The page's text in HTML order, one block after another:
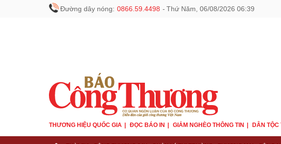
Đường dây nóng: 0866.59.4498 - Thứ Năm, 06/08/2026 06:39
THƯƠNG HIỆU QUỐC GIA ĐỌC BÁO IN GIẢM NGHÈO THÔNG TIN DÂN TỘC